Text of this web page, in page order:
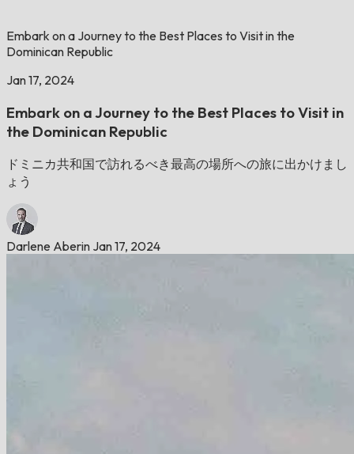
Embark on a Journey to the Best Places to Visit in the
Dominican Republic
Jan 17, 2024
Embark on a Journey to the Best Places to Visit in
the Dominican Republic
ドミニカ共和国で訪れるべき最高の場所への旅に出かけまし
ょう
Darlene Aberin Jan 17, 2024